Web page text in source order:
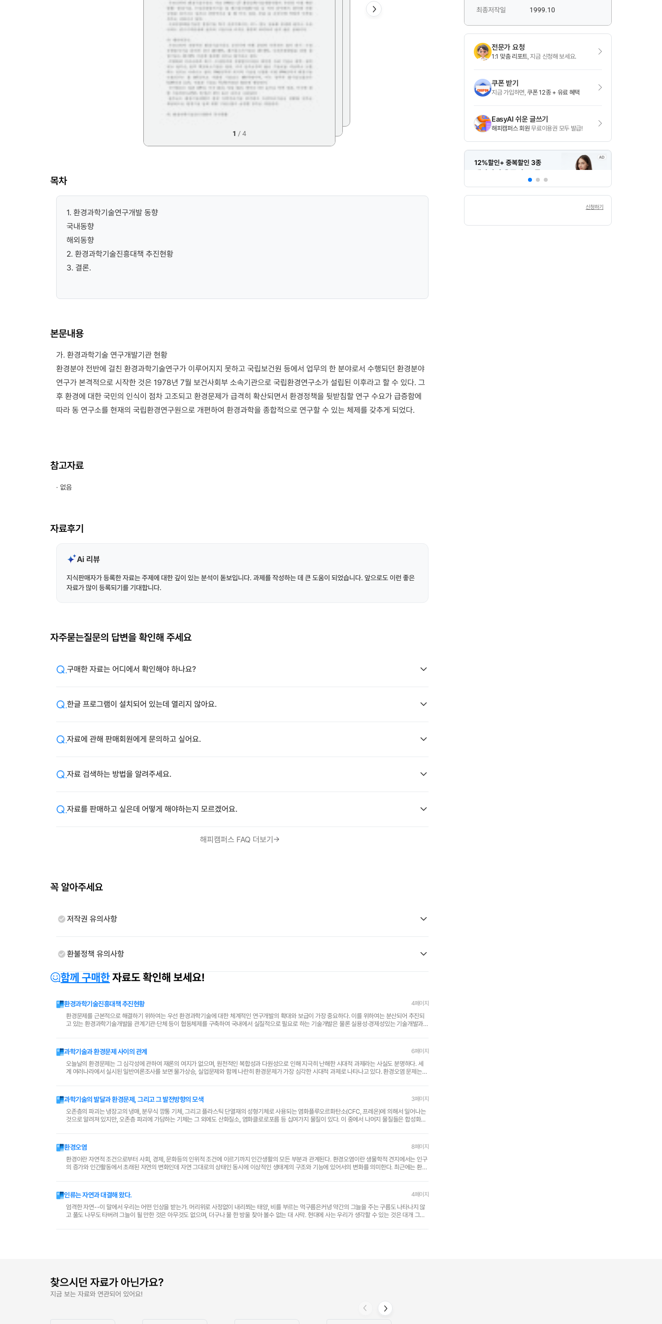
1 / 4
목차
1. 환경과학기술연구개발 동향
국내동향
해외동향
2. 환경과학기술진흥대책 추진현황
3. 결론.
본문내용
가. 환경과학기술 연구개발기관 현황
환경분야 전반에 걸친 환경과학기술연구가 이루어지지 못하고 국립보건원 등에서 업무의 한 분야로서 수행되던 환경분야
연구가 본격적으로 시작한 것은 1978년 7월 보건사회부 소속기관으로 국립환경연구소가 설립된 이후라고 할 수 있다. 그
후 환경에 대한 국민의 인식이 점차 고조되고 환경문제가 급격히 확산되면서 환경정책을 뒷받침할 연구 수요가 급증함에
따라 동 연구소를 현재의 국립환경연구원으로 개편하여 환경과학을 종합적으로 연구할 수 있는 체제를 갖추게 되었다.
참고자료
· 없음
자료후기
Ai 리뷰
지식판매자가 등록한 자료는 주제에 대한 깊이 있는 분석이 돋보입니다. 과제를 작성하는 데 큰 도움이 되었습니다. 앞으로도 이런 좋은
자료가 많이 등록되기를 기대합니다.
자주묻는질문의 답변을 확인해 주세요
구매한 자료는 어디에서 확인해야 하나요?
한글 프로그램이 설치되어 있는데 열리지 않아요.
자료에 관해 판매회원에게 문의하고 싶어요.
자료 검색하는 방법을 알려주세요.
자료를 판매하고 싶은데 어떻게 해야하는지 모르겠어요.
해피캠퍼스 FAQ 더보기
꼭 알아주세요
저작권 유의사항
환불정책 유의사항
함께 구매한자료도 확인해 보세요!
환경과학기술진흥대책 추진현황 4페이지
환경문제를 근본적으로 해결하기 위하여는 우선 환경과학기술에 대한 체계적인 연구개발의 확대와 보급이 가장 중요하다. 이를 위하여는 분산되어 추진되
고 있는 환경과학기술개발을 관계기관·단체 등이 협동체제를 구축하여 국내에서 실질적으로 필요로 하는 기술개발은 물론 실용성·경제성있는 기술개발과
과학기술과 환경문제 사이의 관계 6페이지
오늘날의 환경문제는 그 심각성에 관하여 재론의 여지가 없으며, 원천적인 복합성과 다원성으로 인해 지극히 난해한 시대적 과제라는 사실도 분명하다. 세
계 여러나라에서 실시된 일반여론조사를 보면 물가상승, 실업문제와 함께 나란히 환경문제가 가장 심각한 시대적 과제로 나타나고 있다. 환경오염 문제는
과학기술의 발달과 환경문제, 그리고 그 발전방향의 모색 3페이지
오존층의 파괴는 냉장고의 냉매, 분무식 깡통 기체, 그리고 플라스틱 단열재의 성형기체로 사용되는 염화플루오르화탄소(CFC, 프레온)에 의해서 일어나는
것으로 알려져 있지만, 오존층 파괴에 가담하는 기체는 그 외에도 산화질소, 염화클로로포름 등 십여가지 물질이 있다. 이 중에서 나머지 물질들은 합성화합
환경오염 8페이지
환경이란 자연적 조건으로부터 사회, 경제, 문화등의 인위적 조건에 이르기까지 인간생활의 모든 부분과 관계된다. 환경오염이란 생물학적 견지에서는 인구
의 증가와 인간활동에서 초래된 자연의 변화인데 자연 그대로의 상태인 동시에 이상적인 생태계의 구조와 기능에 있어서의 변화를 의미한다. 최근에는 환경
인류는 자연과 대결해 왔다. 4페이지
엄격한 자연--이 말에서 우리는 어떤 인상을 받는가. 머리위로 사정없이 내리쬐는 태양, 비를 부르는 먹구름은커녕 약간의 그늘을 주는 구름도 나타나지 않
고 풀도 나무도 타버려 그늘이 될 만한 것은 아무것도 없으며, 더구나 물 한 방울 찾아 볼수 없는 대 사막. 현대에 사는 우리가 생각할 수 있는 것은 대개 그런
최종저작일 1999.10
전문가 요청
1:1 맞춤 리포트, 지금 신청해 보세요.
쿠폰 받기
지금 가입하면,쿠폰 12종 + 유료 혜택
EasyAI 쉬운 글쓰기
해피캠퍼스 회원 무료이용권 모두 발급!
신청하기
찾으시던 자료가 아닌가요?
지금 보는 자료와 연관되어 있어요!